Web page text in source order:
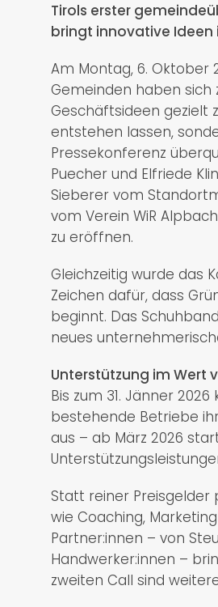
Tirols erster
bringt innovative Ideen
Am Montag, 6. Oktober
Gemeinden haben sich
Geschäftsideen gezielt
entstehen lassen,
Pressekonferenz
Puecher und Elfriede
Sieberer vom
vom Verein WiR
zu eröffnen.
Gleichzeitig wurde das
Zeichen dafür, dass
beginnt. Das
neues
Unterstützung im Wert
Bis zum 31. Jänner
bestehende Betriebe
aus – ab März 2026
Statt reiner Preisgelder
wie Coaching,
Partner:innen – von
Handwerker:innen –
zweiten Call sind